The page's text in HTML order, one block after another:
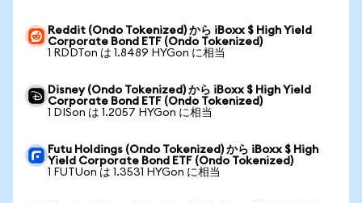
Reddit (Ondo Tokenized) から iBoxx $ High Yield
Corporate Bond ETF (Ondo Tokenized)
1 RDDTon は 1.8489 HYGon に相当
Disney (Ondo Tokenized) から iBoxx $ High Yield
Corporate Bond ETF (Ondo Tokenized)
1 DISon は 1.2057 HYGon に相当
Futu Holdings (Ondo Tokenized) から iBoxx $ High
Yield Corporate Bond ETF (Ondo Tokenized)
1 FUTUon は 1.3531 HYGon に相当